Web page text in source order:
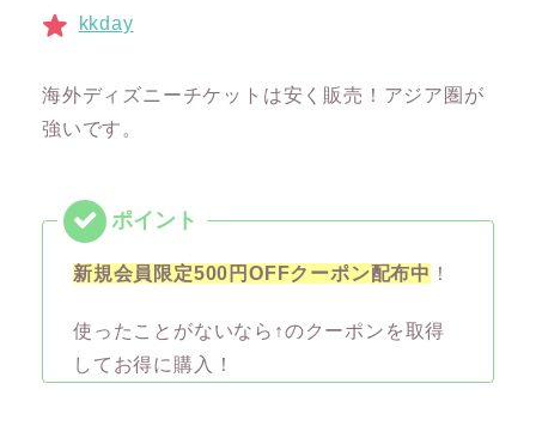
kkday
海外ディズニーチケットは安く販売！アジア圏が
強いです。
新規会員限定500円OFFクーポン配布中 ！
使ったことがないなら↑のクーポンを取得
してお得に購入！